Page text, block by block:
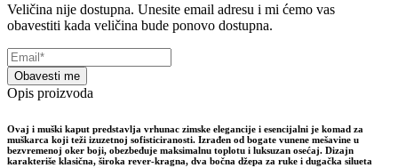
Veličina nije dostupna. Unesite email adresu i mi ćemo vas
obavestiti kada veličina bude ponovo dostupna.
Obavesti me
Opis proizvoda
Ovaj i muški kaput predstavlja vrhunac zimske elegancije i esencijalni je komad za
muškarca koji teži izuzetnoj sofisticiranosti. Izrađen od bogate vunene mešavine u
bezvremenoj oker boji, obezbeđuje maksimalnu toplotu i luksuzan osećaj. Dizajn
karakteriše klasična, široka rever-kragna, dva bočna džepa za ruke i dugačka silueta